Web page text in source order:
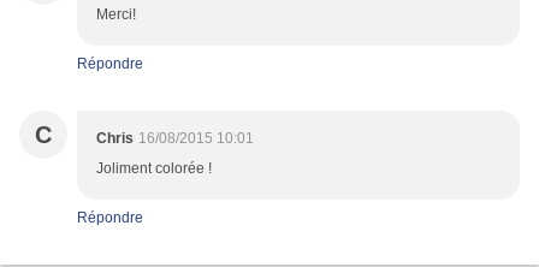
Merci!
Répondre
C Chris 16/08/2015 10:01
Joliment colorée !
Répondre